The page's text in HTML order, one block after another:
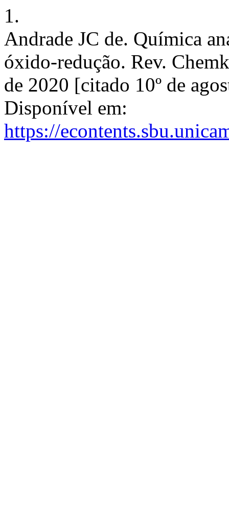
1.
Andrade JC de. Química
óxido-redução. Rev.
de 2020 [citado 10º de
Disponível em:
https://